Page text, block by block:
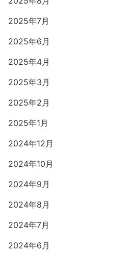
2025年7月
2025年6月
2025年4月
2025年3月
2025年2月
2025年1月
2024年12月
2024年10月
2024年9月
2024年8月
2024年7月
2024年6月